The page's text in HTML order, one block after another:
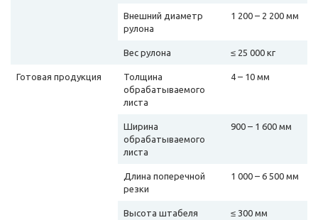
Внешний диаметр
рулона
1 200 – 2 200 мм
Вес рулона ≤ 25 000 кг
Готовая продукция
Толщина
обрабатываемого
листа
4 – 10 мм
Ширина
обрабатываемого
листа
900 – 1 600 мм
Длина поперечной
резки
1 000 – 6 500 мм
Высота штабеля ≤ 300 мм